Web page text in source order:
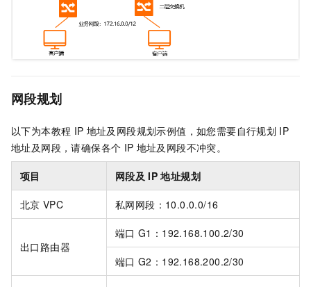
网段规划
以下为本教程 IP 地址及网段规划示例值，如您需要自行规划 IP
地址及网段，请确保各个 IP 地址及网段不冲突。
项目 网段及 IP 地址规划
北京 VPC 私网网段：10.0.0.0/16
出口路由器
端口 G1：192.168.100.2/30
端口 G2：192.168.200.2/30